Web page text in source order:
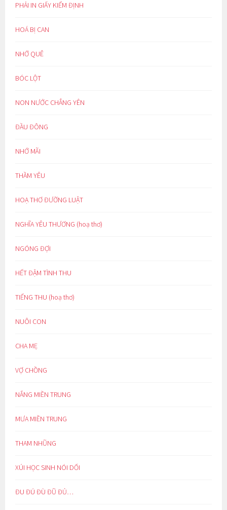
PHẢI IN GIẤY KIỂM ĐỊNH
HOÁ BỊ CAN
NHỚ QUÊ
BÓC LỘT
NON NƯỚC CHẲNG YÊN
ĐẦU ĐÔNG
NHỚ MÃI
THẦM YÊU
HOẠ THƠ ĐƯỜNG LUẬT
NGHĨA YÊU THƯƠNG (hoạ thơ)
NGÓNG ĐỢI
HẾT ĐẬM TÌNH THU
TIẾNG THU (hoạ thơ)
NUÔI CON
CHA MẸ
VỢ CHỒNG
NẮNG MIỀN TRUNG
MƯA MIỀN TRUNG
THAM NHŨNG
XÚI HỌC SINH NÓI DỐI
ĐU ĐÚ ĐÙ ĐŨ ĐỦ…